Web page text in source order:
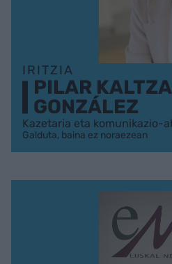
IRITZIA
PILAR
GONZÁLEZ
Kazetaria eta komunikazio-
Galduta, baina ez noraezean